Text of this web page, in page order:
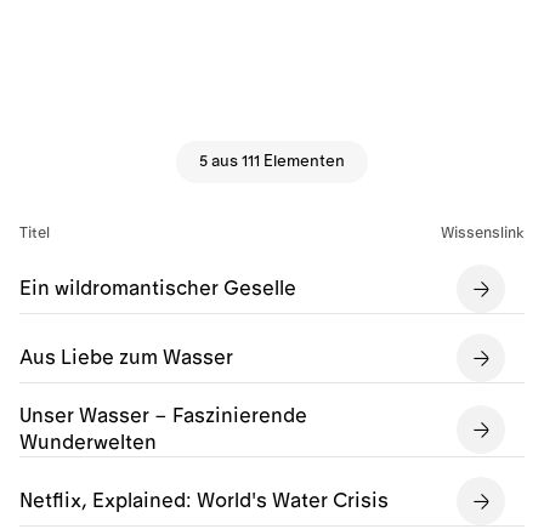
5 aus 111 Elementen
Titel Wissenslink
Ein wildromantischer Geselle
Aus Liebe zum Wasser
Unser Wasser – Faszinierende
Wunderwelten
Netflix, Explained: World's Water Crisis